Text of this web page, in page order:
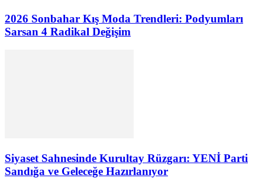
2026 Sonbahar Kış Moda Trendleri: Podyumları
Sarsan 4 Radikal Değişim
Siyaset Sahnesinde Kurultay Rüzgarı: YENİ Parti
Sandığa ve Geleceğe Hazırlanıyor